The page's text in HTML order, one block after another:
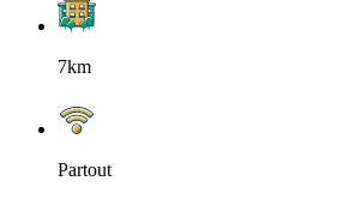
7km
Partout